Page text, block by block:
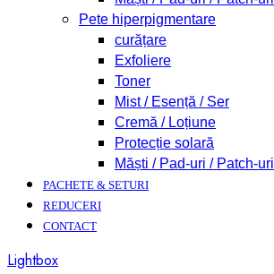
Pete hiperpigmentare
curățare
Exfoliere
Toner
Mist / Esență / Ser
Cremă / Loțiune
Protecție solară
Măști / Pad-uri / Patch-uri
PACHETE & SETURI
REDUCERI
CONTACT
Lightbox